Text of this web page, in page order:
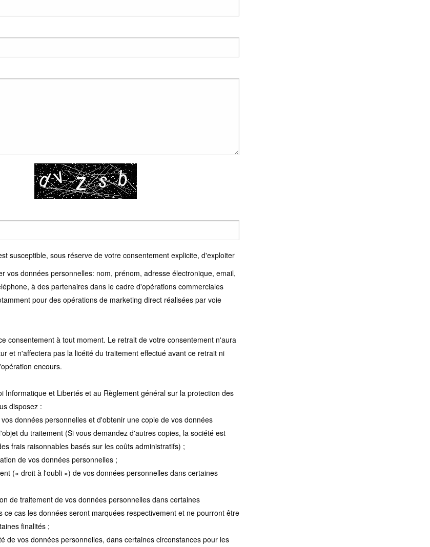
susceptible, sous réserve de votre consentement explicite, d'exploiter
vos données personnelles: nom, prénom, adresse électronique, email,
à des partenaires dans le cadre d'opérations commerciales
pour des opérations de marketing direct réalisées par voie
consentement à tout moment. Le retrait de votre consentement n'aura
et n'affectera pas la licéité du traitement effectué avant ce retrait ni
encours.
Informatique et Libertés et au Règlement général sur la protection des
disposez :
données personnelles et d'obtenir une copie de vos données
du traitement (Si vous demandez d'autres copies, la société est
frais raisonnables basés sur les coûts administratifs) ;
de vos données personnelles ;
(« droit à l'oubli ») de vos données personnelles dans certaines
de traitement de vos données personnelles dans certaines
ce cas les données seront marquées respectivement et ne pourront être
finalités ;
de vos données personnelles, dans certaines circonstances pour les